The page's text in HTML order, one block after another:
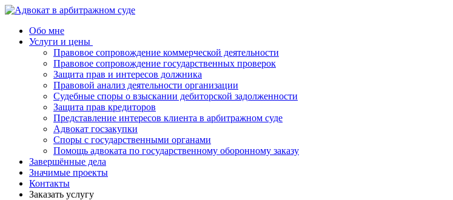
Обо мне
Услуги и цены
Правовое сопровождение коммерческой деятельности
Правовое сопровождение государственных проверок
Защита прав и интересов должника
Правовой анализ деятельности организации
Судебные споры о взыскании дебиторской задолженности
Защита прав кредиторов
Представление интересов клиента в арбитражном суде
Адвокат госзакупки
Споры с государственными органами
Помощь адвоката по государственному оборонному заказу
Завершённые дела
Значимые проекты
Контакты
Заказать услугу